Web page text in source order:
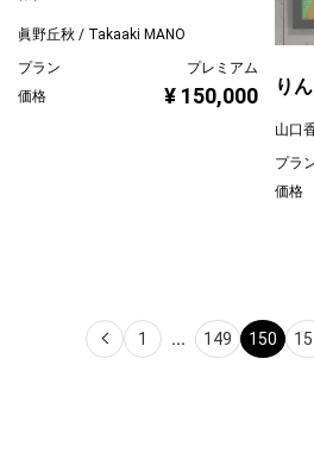
眞野丘秋 / Takaaki MANO
プラン
プレミアム
価格
¥ 150,000 り
山口
プラ
価格
1 ... 149 150